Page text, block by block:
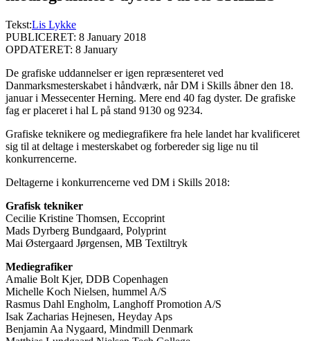
Tekst:Lis Lykke
PUBLICERET: 8 January 2018
OPDATERET: 8 January
De grafiske uddannelser er igen repræsenteret ved
Danmarksmesterskabet i håndværk, når DM i Skills åbner den 18.
januar i Messecenter Herning. Mere end 40 fag dyster. De grafiske
fag er placeret i hal L på stand 9130 og 9234.
Grafiske teknikere og mediegrafikere fra hele landet har kvalificeret
sig til at deltage i mesterskabet og forbereder sig lige nu til
konkurrencerne.
Deltagerne i konkurrencerne ved DM i Skills 2018:
Grafisk tekniker
Cecilie Kristine Thomsen, Eccoprint
Mads Dyrberg Bundgaard, Polyprint
Mai Østergaard Jørgensen, MB Textiltryk
Mediegrafiker
Amalie Bolt Kjer, DDB Copenhagen
Michelle Koch Nielsen, hummel A/S
Rasmus Dahl Engholm, Langhoff Promotion A/S
Isak Zacharias Hejnesen, Heyday Aps
Benjamin Aa Nygaard, Mindmill Denmark